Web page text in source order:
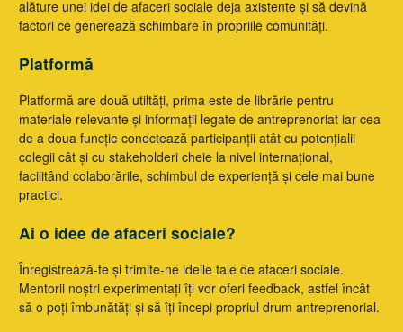
alăture unei idei de afaceri sociale deja axistente și să devină
factori ce generează schimbare în propriile comunități.
Platformă
Platformă are două utiltăți, prima este de librărie pentru
materiale relevante și informații legate de antreprenoriat iar cea
de a doua funcție conectează participanții atât cu potențialii
colegii cât și cu stakeholderi cheie la nivel internațional,
facilitând colaborările, schimbul de experiență și cele mai bune
practici.
Ai o idee de afaceri sociale?
Înregistrează-te și trimite-ne ideile tale de afaceri sociale.
Mentorii noștri experimentați îți vor oferi feedback, astfel încât
să o poți îmbunătăți și să îți începi propriul drum antreprenorial.